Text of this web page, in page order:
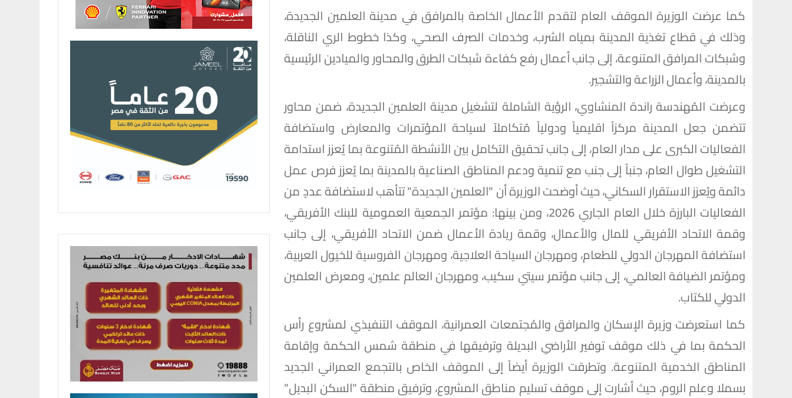
كما عرضت الوزيرة الموقف العام لتقدم الأعمال الخاصة بالمرافق في مدينة العلمين الجديدة،
وذلك في قطاع تغذية المدينة بمياه الشرب، وخدمات الصرف الصحي، وكذا خطوط الري الناقلة،
وشبكات المرافق المتنوعة، إلى جانب أعمال رفع كفاءة شبكات الطرق والمحاور والميادين الرئيسية
بالمدينة، وأعمال الزراعة والتشجير.
وعرضت المُهندسة راندة المنشاوي، الرؤية الشاملة لتشغيل مدينة العلمين الجديدة، ضمن محاور
تتضمن جعل المدينة مركزاً اقليمياً ودولياً مُتكاملاً لسياحة المؤتمرات والمعارض واستضافة
الفعاليات الكبرى على مدار العام، إلى جانب تحقيق التكامل بين الأنشطة المُتنوعة بما يُعزز استدامة
التشغيل طوال العام، جنباً إلى جنب مع تنمية ودعم المناطق الصناعية بالمدينة بما يُعزز فرص عمل
دائمة ويُعزز الاستقرار السكاني، حيث أوضحت الوزيرة أن "العلمين الجديدة" تتأهب لاستضافة عددٍ من
الفعاليات البارزة خلال العام الجاري 2026، ومن بينها: مؤتمر الجمعية العمومية للبنك الأفريقي،
وقمة الاتحاد الأفريقي للمال والأعمال، وقمة ريادة الأعمال ضمن الاتحاد الأفريقي، إلى جانب
استضافة المهرجان الدولي للطعام، ومهرجان السياحة العلاجية، ومهرجان الفروسية للخيول العربية،
ومؤتمر الضيافة العالمي، إلى جانب مؤتمر سيتي سكيب، ومهرجان العالم علمين، ومعرض العلمين
الدولي للكتاب.
كما استعرضت وزيرة الإسكان والمرافق والمُجتمعات العمرانية، الموقف التنفيذي لمشروع رأس
الحكمة بما في ذلك موقف توفير الأراضي البديلة وترفيقها في منطقة شمس الحكمة وإقامة
المناطق الخدمية المتنوعة. وتطرقت الوزيرة أيضاً إلى الموقف الخاص بالتجمع العمراني الجديد
بسملا وعلم الروم، حيث أشارت إلى موقف تسليم مناطق المشروع، وترفيق منطقة "السكن البديل"